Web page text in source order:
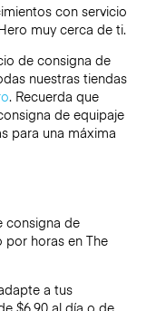
con servicio
muy cerca de ti.
de consigna de
nuestras tiendas
. Recuerda que
de equipaje
para una máxima
consigna de
por horas en The
a tus
$6.90 al día o de